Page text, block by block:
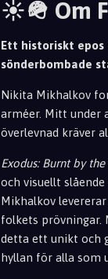
☀️🪖 Om
Ett historiskt epos
sönderbombade
Nikita Mikhalkov
arméer. Mitt under
överlevnad kräver
Exodus: Burnt by the
och visuellt
Mikhalkov
folkets prövningar.
detta ett unikt och
hyllan för alla som